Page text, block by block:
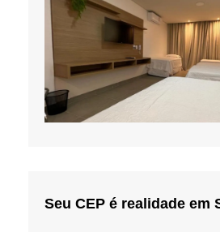
Seu CEP é realidade em